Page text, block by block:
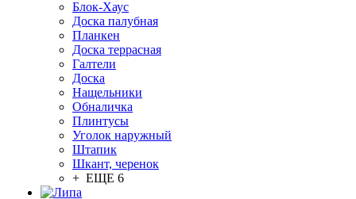
Блок-Хаус
Доска палубная
Планкен
Доска террасная
Галтели
Доска
Нащельники
Обналичка
Плинтусы
Уголок наружный
Штапик
Шкант, черенок
+ ЕЩЕ 6